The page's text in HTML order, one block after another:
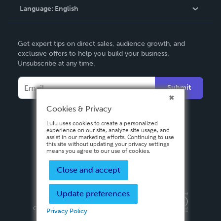
Contact Support
Language: English
Deutsch
Français
Español
Get expert tips on direct sales, audience growth, and
exclusive offers to help you build your business.
Unsubscribe at any time.
Submit
Privacy PolicyTerms & Conditions
Copyright ©
2026 Lulu Press, Inc. All rights reserved.
Cookies & Privacy
Lulu uses cookies to create a personalized
experience on our site, analyze site usage, and
assist in our marketing efforts. Continuing to use
this site without updating your privacy settings
means you agree to our use of cookies.
Close and accept
Update preferences
Privacy Policy